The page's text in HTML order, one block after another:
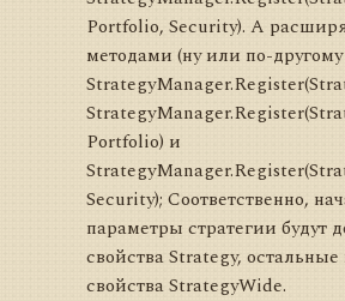
Portfolio, Security). А
методами (ну или по-
Portfolio) и
Security); Соответственно,
параметры стратегии будут
свойства Strategy,
свойства StrategyWide.